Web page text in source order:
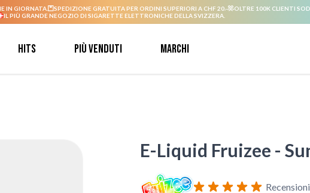
IN GIORNATA. SPEDIZIONE GRATUITA PER ORDINI SUPERIORI A CHF 20.-
OLTRE 100K CLIENTI
IL PIÙ GRANDE NEGOZIO DI SIGARETTE ELETTRONICHE DELLA SVIZZERA.
Hits Più venduti Marchi
E-Liquid Fruizee -
Recensioni